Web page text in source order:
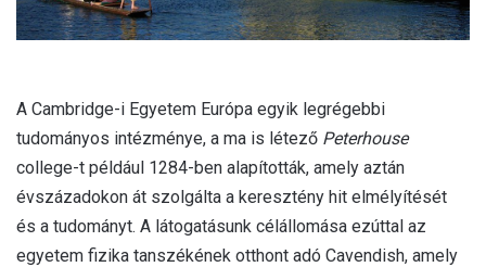
A Cambridge-i Egyetem Európa egyik legrégebbi
tudományos intézménye, a ma is létező Peterhouse
college-t például 1284-ben alapították, amely aztán
évszázadokon át szolgálta a keresztény hit elmélyítését
és a tudományt. A látogatásunk célállomása ezúttal az
egyetem fizika tanszékének otthont adó Cavendish, amely